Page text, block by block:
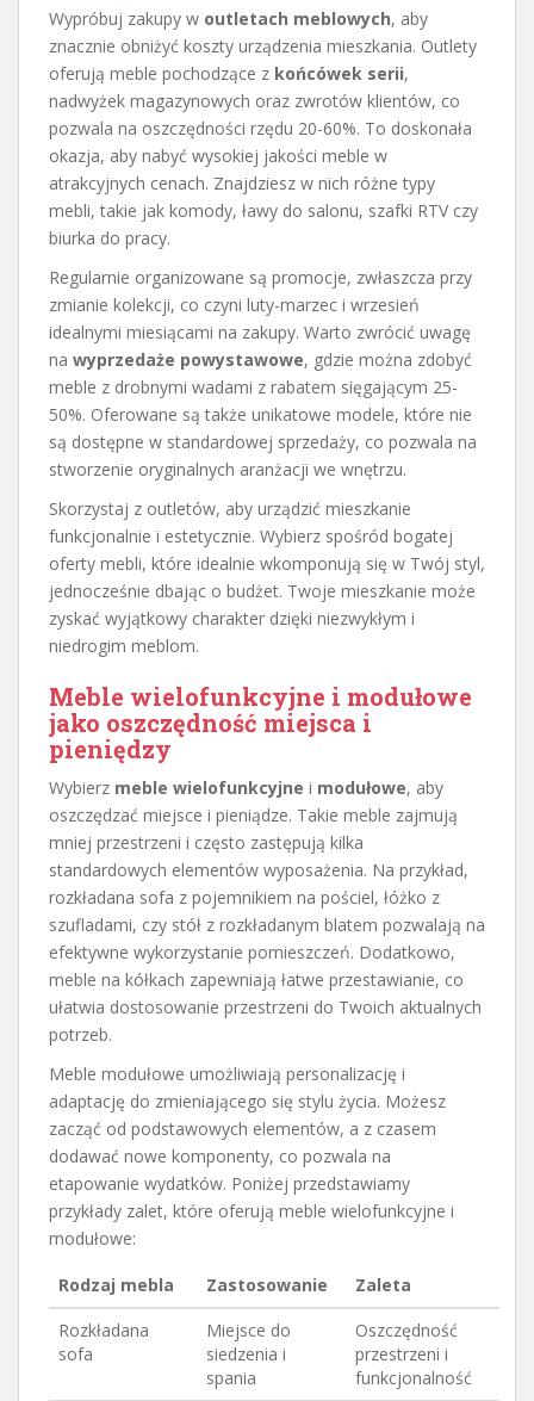
Wypróbuj zakupy w outletach meblowych, aby
znacznie obniżyć koszty urządzenia mieszkania. Outlety
oferują meble pochodzące z końcówek serii,
nadwyżek magazynowych oraz zwrotów klientów, co
pozwala na oszczędności rzędu 20-60%. To doskonała
okazja, aby nabyć wysokiej jakości meble w
atrakcyjnych cenach. Znajdziesz w nich różne typy
mebli, takie jak komody, ławy do salonu, szafki RTV czy
biurka do pracy.
Regularnie organizowane są promocje, zwłaszcza przy
zmianie kolekcji, co czyni luty-marzec i wrzesień
idealnymi miesiącami na zakupy. Warto zwrócić uwagę
na wyprzedaże powystawowe, gdzie można zdobyć
meble z drobnymi wadami z rabatem sięgającym 25-
50%. Oferowane są także unikatowe modele, które nie
są dostępne w standardowej sprzedaży, co pozwala na
stworzenie oryginalnych aranżacji we wnętrzu.
Skorzystaj z outletów, aby urządzić mieszkanie
funkcjonalnie i estetycznie. Wybierz spośród bogatej
oferty mebli, które idealnie wkomponują się w Twój styl,
jednocześnie dbając o budżet. Twoje mieszkanie może
zyskać wyjątkowy charakter dzięki niezwykłym i
niedrogim meblom.
Meble wielofunkcyjne i modułowe
jako oszczędność miejsca i
pieniędzy
Wybierz meble wielofunkcyjne i modułowe, aby
oszczędzać miejsce i pieniądze. Takie meble zajmują
mniej przestrzeni i często zastępują kilka
standardowych elementów wyposażenia. Na przykład,
rozkładana sofa z pojemnikiem na pościel, łóżko z
szufladami, czy stół z rozkładanym blatem pozwalają na
efektywne wykorzystanie pomieszczeń. Dodatkowo,
meble na kółkach zapewniają łatwe przestawianie, co
ułatwia dostosowanie przestrzeni do Twoich aktualnych
potrzeb.
Meble modułowe umożliwiają personalizację i
adaptację do zmieniającego się stylu życia. Możesz
zacząć od podstawowych elementów, a z czasem
dodawać nowe komponenty, co pozwala na
etapowanie wydatków. Poniżej przedstawiamy
przykłady zalet, które oferują meble wielofunkcyjne i
modułowe:
Rodzaj mebla Zastosowanie
Zaleta
Rozkładana
sofa
Miejsce do
siedzenia i
spania
Oszczędność
przestrzeni i
funkcjonalność